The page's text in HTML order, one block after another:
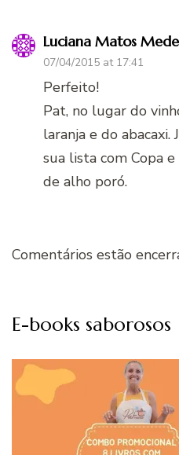
Luciana Matos
07/04/2015 at 17:41
Perfeito!
Pat, no lugar do
laranja e do abacaxi.
sua lista com Copa
de alho poró.
Comentários estão
E-books saborosos